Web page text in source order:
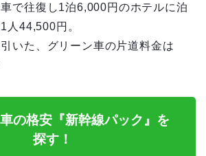
で往復し1泊6,000円のホテルに泊
人44,500円。
いた、グリーン車の片道料金は
の格安『新幹線パック』を
探す！